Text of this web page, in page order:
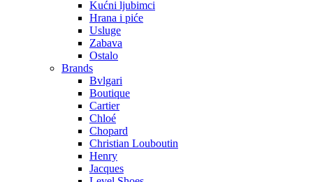
Kućni ljubimci
Hrana i piće
Usluge
Zabava
Ostalo
Brands
Bvlgari
Boutique
Cartier
Chloé
Chopard
Christian Louboutin
Henry
Jacques